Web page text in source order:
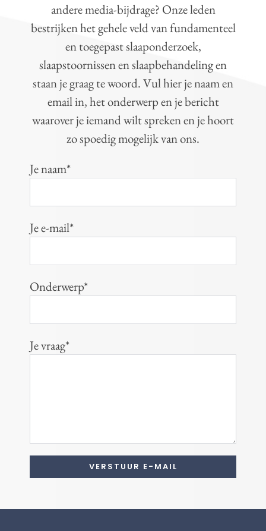
andere media-bijdrage? Onze leden
bestrijken het gehele veld van fundamenteel
en toegepast slaaponderzoek,
slaapstoornissen en slaapbehandeling en
staan je graag te woord. Vul hier je naam en
email in, het onderwerp en je bericht
waarover je iemand wilt spreken en je hoort
zo spoedig mogelijk van ons.
Je naam*
Je e-mail*
Onderwerp*
Je vraag*